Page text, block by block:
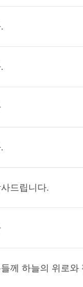
드립니다.
께 하늘의 위로